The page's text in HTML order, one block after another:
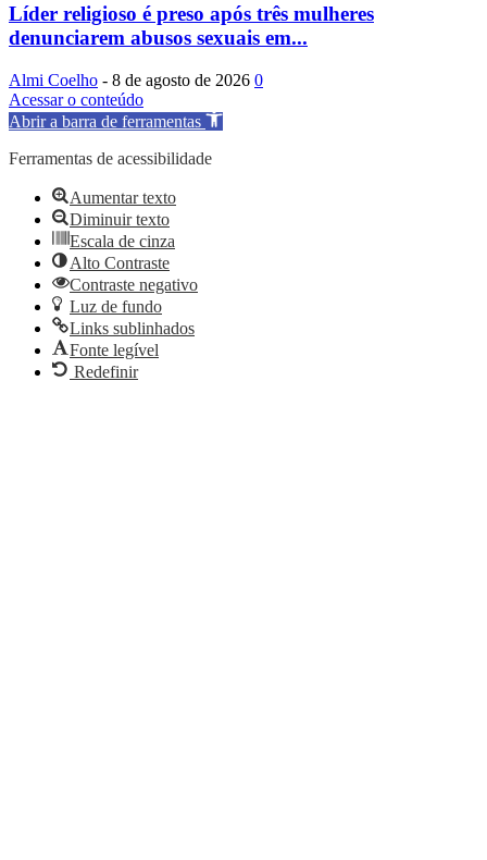
Líder religioso é preso após três mulheres
denunciarem abusos sexuais em...
Almi Coelho - 8 de agosto de 2026 0
Acessar o conteúdo
Abrir a barra de ferramentas
Ferramentas de acessibilidade
Aumentar texto
Diminuir texto
Escala de cinza
Alto Contraste
Contraste negativo
Luz de fundo
Links sublinhados
Fonte legível
Redefinir